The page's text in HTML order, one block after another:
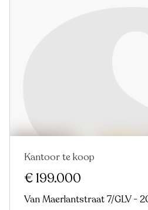
Kantoor te koop
€ 199.000
Van Maerlantstraat 7/GLV -